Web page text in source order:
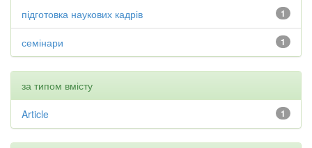
1
підготовка наукових кадрів
1
семінари
за типом вмісту
1
Article